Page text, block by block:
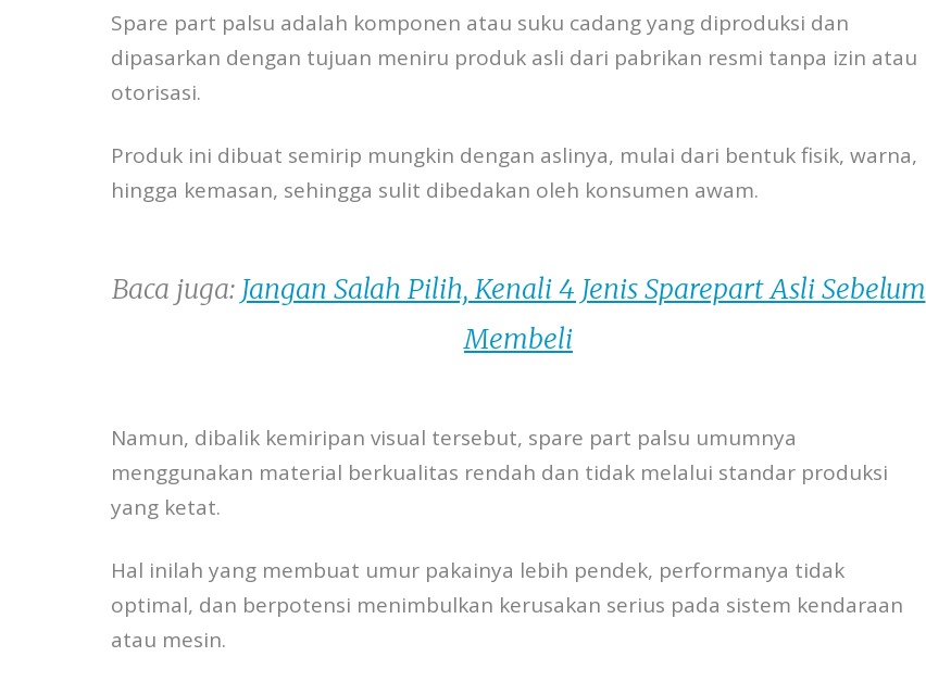
Spare part palsu adalah komponen atau suku cadang yang diproduksi dan
dipasarkan dengan tujuan meniru produk asli dari pabrikan resmi tanpa izin atau
otorisasi.
Produk ini dibuat semirip mungkin dengan aslinya, mulai dari bentuk fisik, warna,
hingga kemasan, sehingga sulit dibedakan oleh konsumen awam.
Baca juga: Jangan Salah Pilih, Kenali 4 Jenis Sparepart Asli Sebelum
Membeli
Namun, dibalik kemiripan visual tersebut, spare part palsu umumnya
menggunakan material berkualitas rendah dan tidak melalui standar produksi
yang ketat.
Hal inilah yang membuat umur pakainya lebih pendek, performanya tidak
optimal, dan berpotensi menimbulkan kerusakan serius pada sistem kendaraan
atau mesin.